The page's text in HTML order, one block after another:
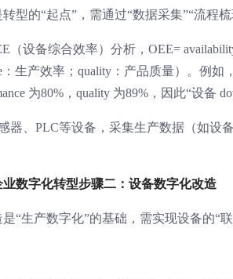
型的“起点”，需通过“数据采集”“流程梳
（设备综合效率）分析，OEE=
：生产效率；quality：产品质量）。例
为80%，quality 为89%，因此“设备
器、PLC等设备，采集生产数据（如设
数字化转型步骤二：设备数字化改造
“生产数字化”的基础，需实现设备的“